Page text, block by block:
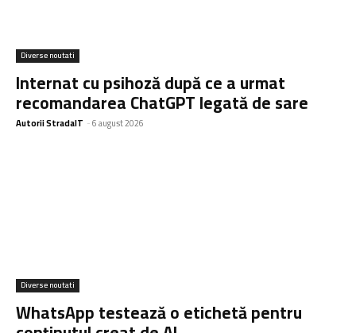
Diverse noutati
Internat cu psihoză după ce a urmat
recomandarea ChatGPT legată de sare
Autorii StradaIT -6 august 2026
Diverse noutati
WhatsApp testează o etichetă pentru